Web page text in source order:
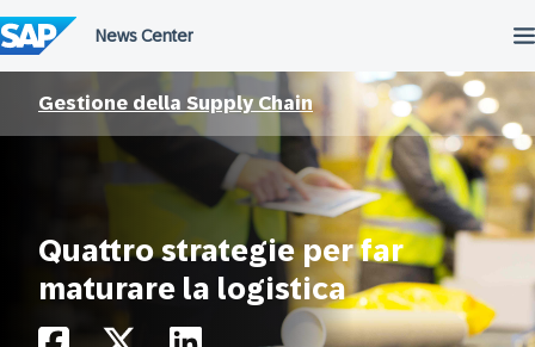
al
contenuto
Gestione della Supply Chain
Quattro strategie per far
maturare la logistica